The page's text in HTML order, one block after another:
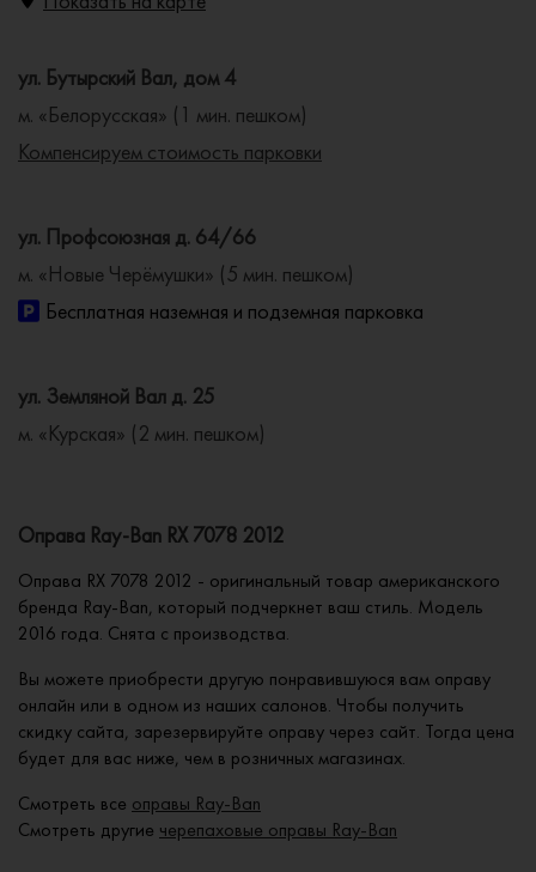
ул. Бутырский Вал, дом 4
м. «Белорусская» (1 мин. пешком)
Компенсируем стоимость парковки
ул. Профсоюзная д. 64/66
м. «Новые Черёмушки» (5 мин. пешком)
Бесплатная наземная и подземная парковка
ул. Земляной Вал д. 25
м. «Курская» (2 мин. пешком)
Оправа Ray-Ban RX 7078 2012
Оправа RX 7078 2012 - оригинальный товар американского
бренда Ray-Ban, который подчеркнет ваш стиль. Модель
2016 года. Снята с производства.
Вы можете приобрести другую понравившуюся вам оправу
онлайн или в одном из наших салонов. Чтобы получить
скидку сайта, зарезервируйте оправу через сайт. Тогда цена
будет для вас ниже, чем в розничных магазинах.
Смотреть все оправы Ray-Ban
Смотреть другие черепаховые оправы Ray-Ban